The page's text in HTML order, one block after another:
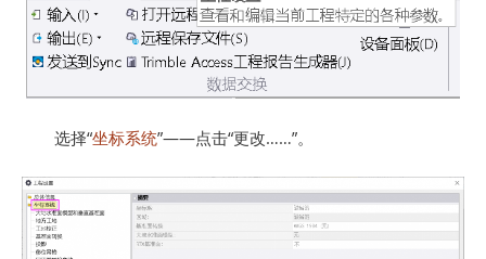
选择“坐标系统”——点击“更改……”。